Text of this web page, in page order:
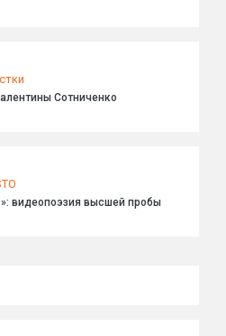
Сотниченко
видеопоэзия высшей пробы